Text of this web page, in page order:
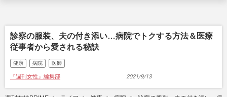
診察の服装、夫の付き添い…病院でトクする方法＆医療
従事者から愛される秘訣
健康 病院 医師
『週刊女性』編集部 2021/9/13